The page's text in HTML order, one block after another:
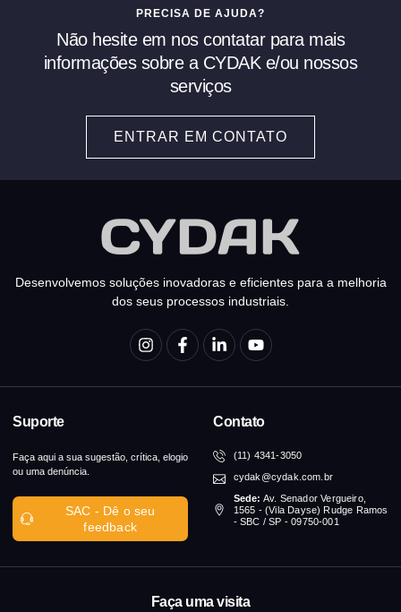
PRECISA DE AJUDA?
Não hesite em nos contatar para mais
informações sobre a CYDAK e/ou nossos
serviços
ENTRAR EM CONTATO
Desenvolvemos soluções inovadoras e eficientes para a melhoria
dos seus processos industriais.
Suporte
Faça aqui a sua sugestão, crítica, elogio
ou uma denúncia.
SAC - Dê o seu
feedback
Contato
(11) 4341-3050
cydak@cydak.com.br
Sede: Av. Senador Vergueiro,
1565 - (Vila Dayse) Rudge Ramos
- SBC / SP - 09750-001
Faça uma visita